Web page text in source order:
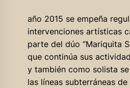
año 2015 se empeña
intervenciones artísticas
parte del dúo “Mariquita
que continúa sus
y también como solista
las líneas subterráneas